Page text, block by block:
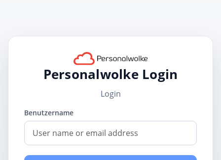
Personalwolke Login
Login
Benutzername